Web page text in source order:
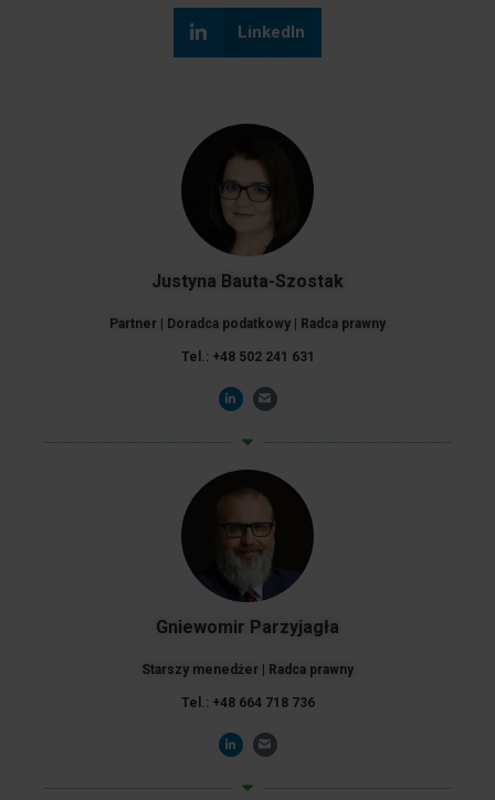
LinkedIn
Justyna Bauta-Szostak
Partner | Doradca podatkowy | Radca prawny
Tel.: +48 502 241 631
Gniewomir Parzyjagła
Starszy menedżer | Radca prawny
Tel.: +48 664 718 736